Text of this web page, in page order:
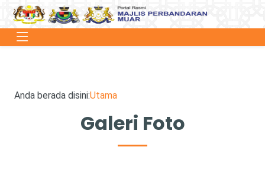
Anda berada disini:Utama
Galeri Foto